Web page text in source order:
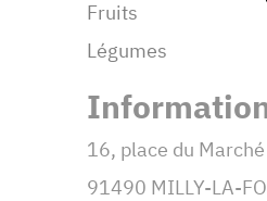
Fruits
Légumes
16, place du Marché
91490 MILLY-LA-